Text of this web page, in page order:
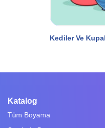
Kediler Ve
Katalog
Tüm Boyama